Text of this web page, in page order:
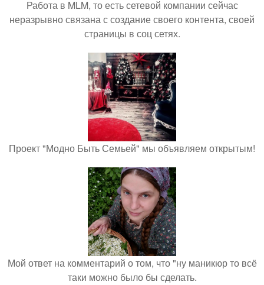
Работа в MLM, то есть сетевой компании сейчас
неразрывно связана с создание своего контента, своей
страницы в соц сетях.
Проект "Модно Быть Семьей" мы объявляем открытым!
Мой ответ на комментарий о том, что "ну маникюр то всё
таки можно было бы сделать.